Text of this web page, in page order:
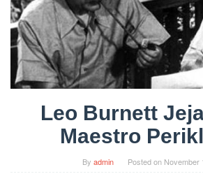
Leo Burnett
Maestro
By admin Posted on November